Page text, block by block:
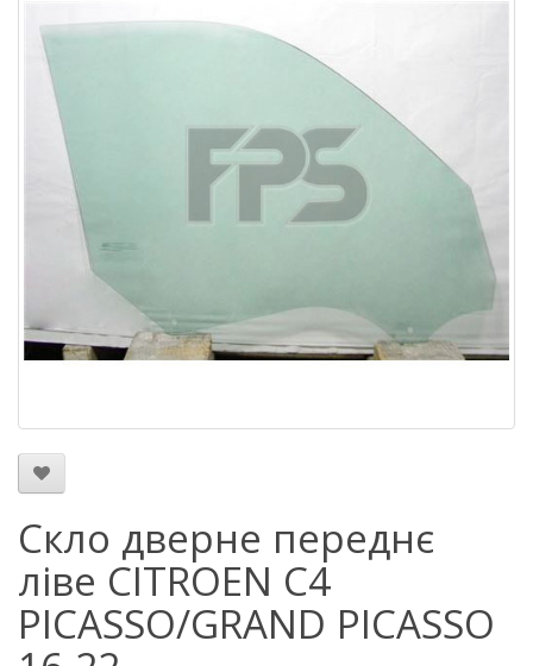
Скло дверне переднє
ліве CITROEN C4
PICASSO/GRAND PICASSO